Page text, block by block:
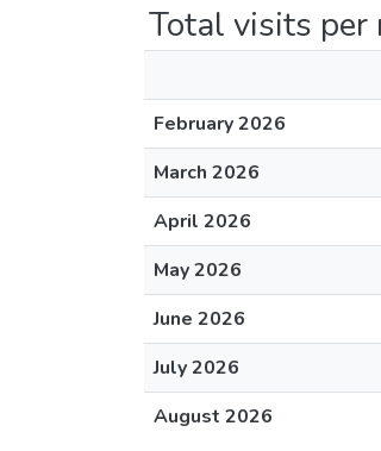
Total visits per
February 2026
March 2026
April 2026
May 2026
June 2026
July 2026
August 2026